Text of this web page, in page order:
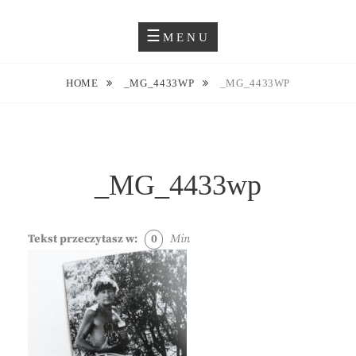
JUSTYNA EWA GROCHOWSKA
MENU
HOME _MG_4433WP _MG_4433WP
_MG_4433wp
Tekst przeczytasz w: 0 Min